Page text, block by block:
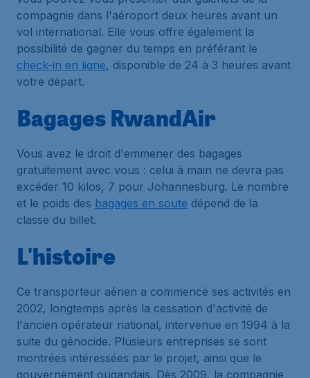
compagnie dans l'aéroport deux heures avant un
vol international. Elle vous offre également la
possibilité de gagner du temps en préférant le
check-in en ligne, disponible de 24 à 3 heures avant
votre départ.
Bagages RwandAir
Vous avez le droit d'emmener des bagages
gratuitement avec vous : celui à main ne devra pas
excéder 10 kilos, 7 pour Johannesburg. Le nombre
et le poids des bagages en soute dépend de la
classe du billet.
L'histoire
Ce transporteur aérien a commencé ses activités en
2002, longtemps après la cessation d'activité de
l'ancien opérateur national, intervenue en 1994 à la
suite du génocide. Plusieurs entreprises se sont
montrées intéressées par le projet, ainsi que le
gouvernement ougandais. Dès 2009, la compagnie